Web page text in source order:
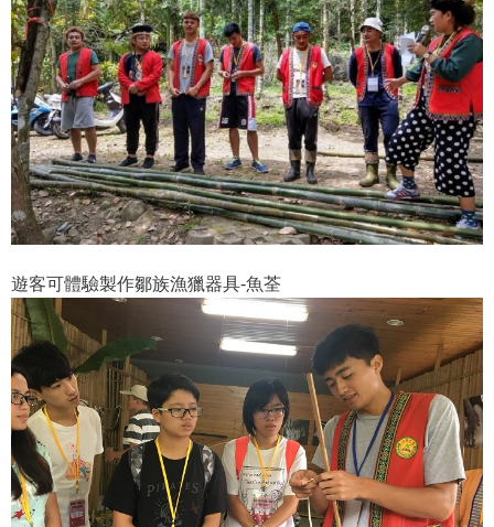
遊客可體驗製作鄒族漁獵器具-魚荃